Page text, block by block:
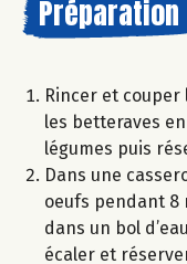
Préparation
Rincer et
les betteraves
légumes puis
Dans une
oeufs pendant 8
dans un bol
écaler et